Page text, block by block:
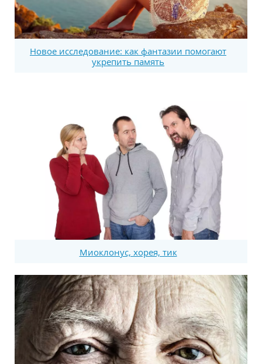
Новое исследование: как фантазии помогают
укрепить память
Миоклонус, хорея, тик